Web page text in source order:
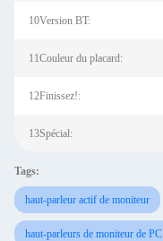
10Version BT:
11Couleur du placard:
12Finissez!:
13Spécial:
Tags:
haut-parleur actif de moniteur
haut-parleurs de moniteur de PC